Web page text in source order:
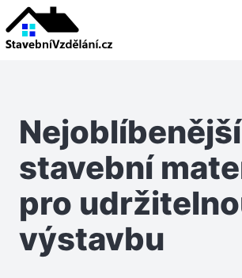
Nejoblíbenější
stavební
pro
výstavbu